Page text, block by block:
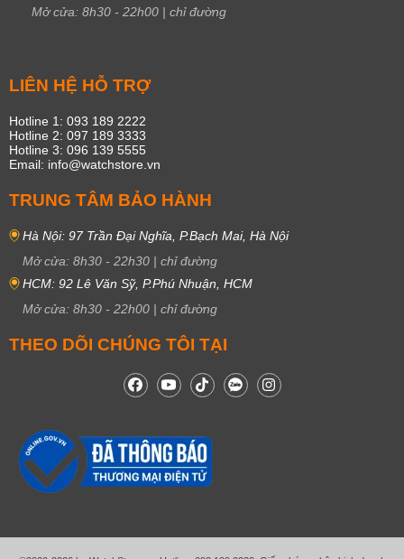
Mở cửa: 8h30 - 22h00 | chỉ đường
LIÊN HỆ HỖ TRỢ
Hotline 1: 093 189 2222
Hotline 2: 097 189 3333
Hotline 3: 096 139 5555
Email: info@watchstore.vn
TRUNG TÂM BẢO HÀNH
Hà Nội: 97 Trần Đại Nghĩa, P.Bạch Mai, Hà Nội
Mở cửa: 8h30 - 22h30 | chỉ đường
HCM: 92 Lê Văn Sỹ, P.Phú Nhuận, HCM
Mở cửa: 8h30 - 22h00 | chỉ đường
THEO DÕI CHÚNG TÔI TẠI